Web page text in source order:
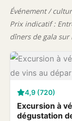
Événement /
Prix indicatif :
dîners de gala
4,9 (720)
Excursion à
dégustation